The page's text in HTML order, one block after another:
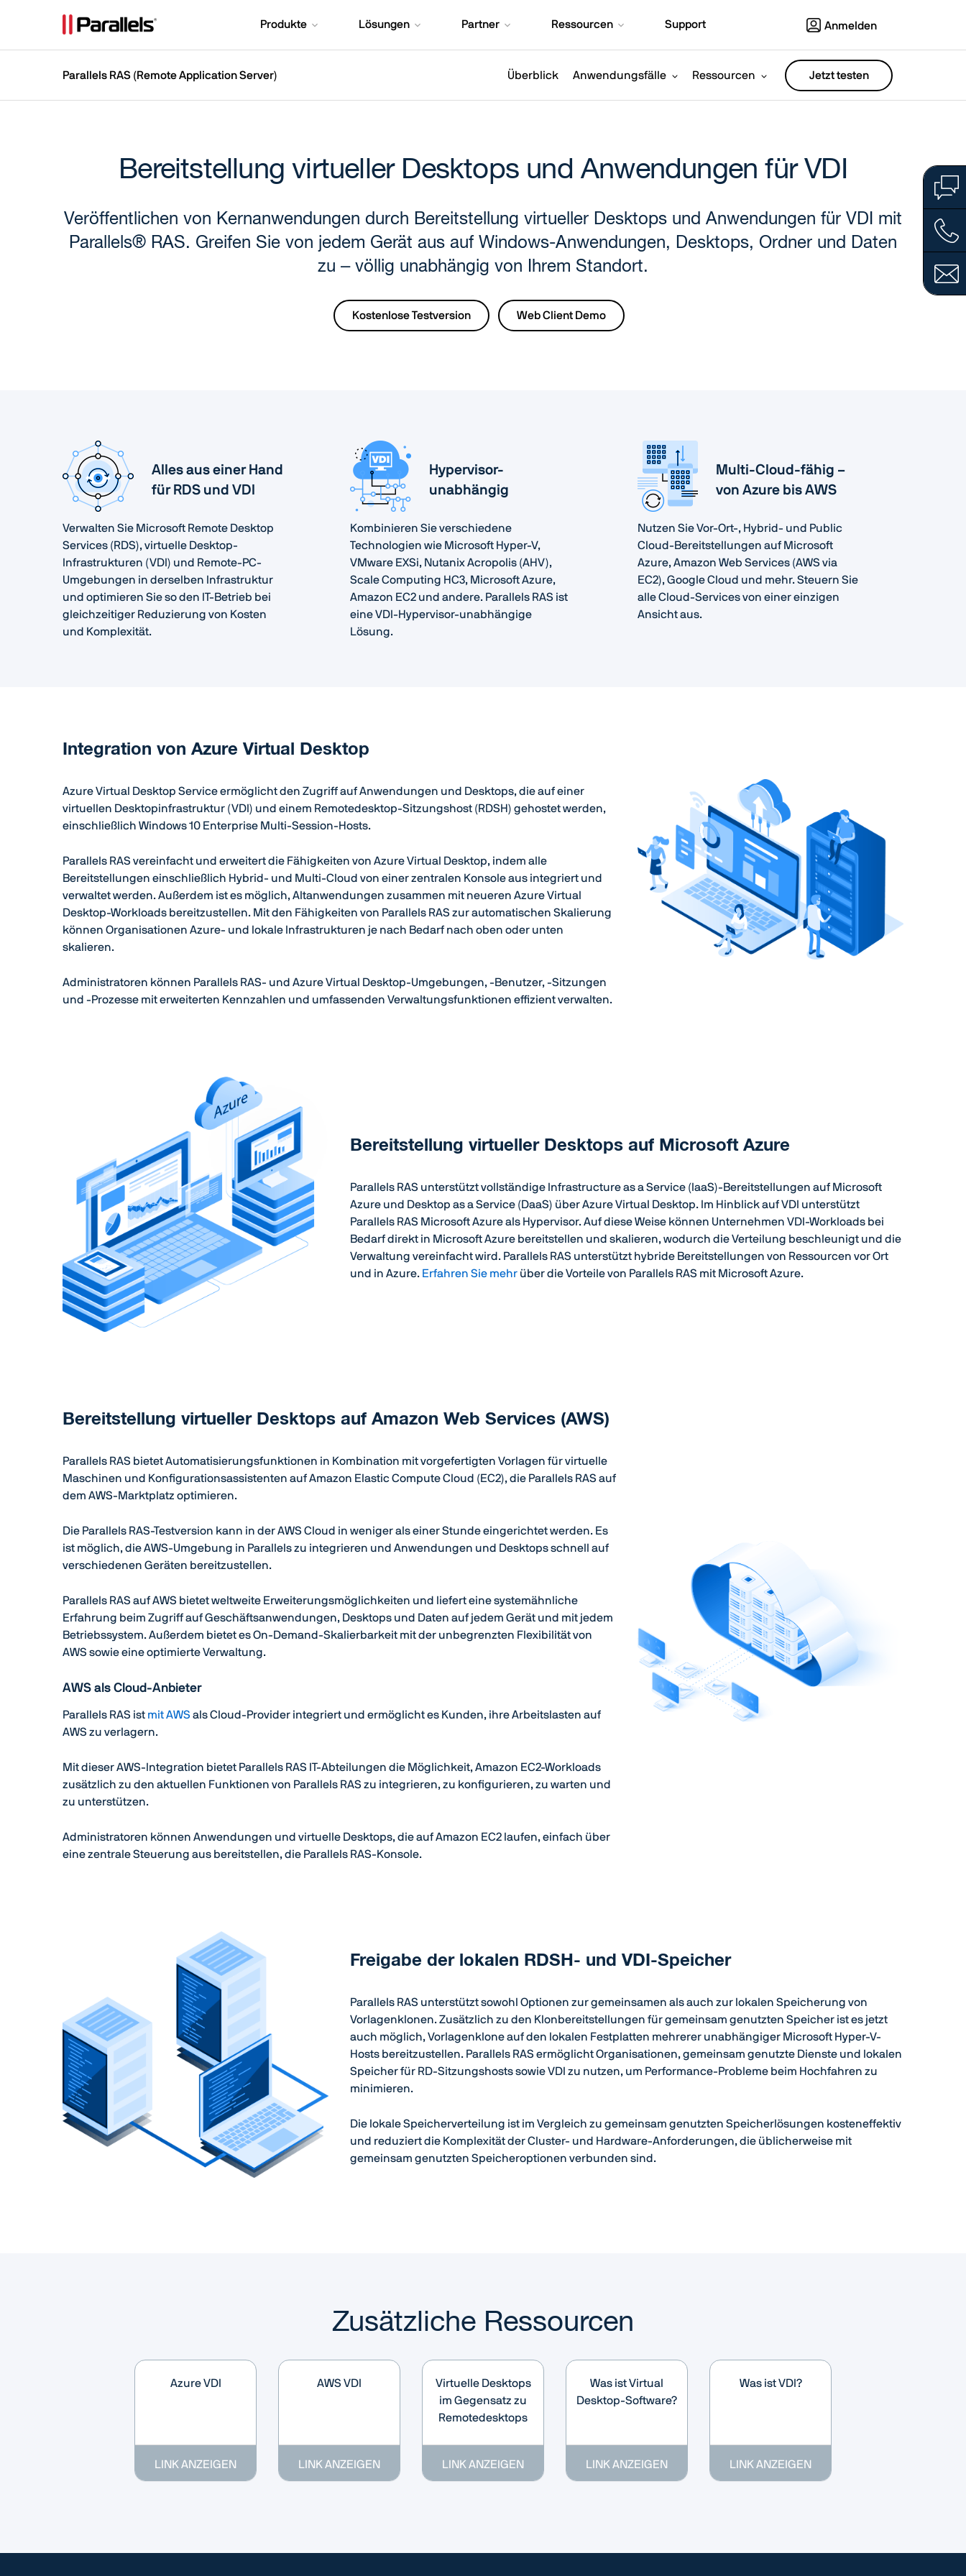
Produkte Lösungen Partner Ressourcen Support Anmelden
Parallels RAS (Remote Application Server) Jetzt testen
Überblick Anwendungsfälle Ressourcen
Bereitstellung virtueller Desktops und Anwendungen für VDI
Veröffentlichen von Kernanwendungen durch Bereitstellung virtueller Desktops und Anwendungen für VDI mit
Parallels® RAS. Greifen Sie von jedem Gerät aus auf Windows-Anwendungen, Desktops, Ordner und Daten
zu – völlig unabhängig von Ihrem Standort.
Kostenlose Testversion Web Client Demo
Alles aus einer Hand
für RDS und VDI
Verwalten Sie Microsoft Remote Desktop
Services (RDS), virtuelle Desktop-
Infrastrukturen (VDI) und Remote-PC-
Umgebungen in derselben Infrastruktur
und optimieren Sie so den IT-Betrieb bei
gleichzeitiger Reduzierung von Kosten
und Komplexität.
Hypervisor-
unabhängig
Kombinieren Sie verschiedene
Technologien wie Microsoft Hyper-V,
VMware EXSi, Nutanix Acropolis (AHV),
Scale Computing HC3, Microsoft Azure,
Amazon EC2 und andere. Parallels RAS ist
eine VDI-Hypervisor-unabhängige
Lösung.
Multi-Cloud-fähig –
von Azure bis AWS
Nutzen Sie Vor-Ort-, Hybrid- und Public
Cloud-Bereitstellungen auf Microsoft
Azure, Amazon Web Services (AWS via
EC2), Google Cloud und mehr. Steuern Sie
alle Cloud-Services von einer einzigen
Ansicht aus.
Integration von Azure Virtual Desktop
Azure Virtual Desktop Service ermöglicht den Zugriff auf Anwendungen und Desktops, die auf einer
virtuellen Desktopinfrastruktur (VDI) und einem Remotedesktop-Sitzungshost (RDSH) gehostet werden,
einschließlich Windows 10 Enterprise Multi-Session-Hosts.
Parallels RAS vereinfacht und erweitert die Fähigkeiten von Azure Virtual Desktop, indem alle
Bereitstellungen einschließlich Hybrid- und Multi-Cloud von einer zentralen Konsole aus integriert und
verwaltet werden. Außerdem ist es möglich, Altanwendungen zusammen mit neueren Azure Virtual
Desktop-Workloads bereitzustellen. Mit den Fähigkeiten von Parallels RAS zur automatischen Skalierung
können Organisationen Azure- und lokale Infrastrukturen je nach Bedarf nach oben oder unten
skalieren.
Administratoren können Parallels RAS- und Azure Virtual Desktop-Umgebungen, -Benutzer, -Sitzungen
und -Prozesse mit erweiterten Kennzahlen und umfassenden Verwaltungsfunktionen effizient verwalten.
Bereitstellung virtueller Desktops auf Microsoft Azure
Parallels RAS unterstützt vollständige Infrastructure as a Service (IaaS)-Bereitstellungen auf Microsoft
Azure und Desktop as a Service (DaaS) über Azure Virtual Desktop. Im Hinblick auf VDI unterstützt
Parallels RAS Microsoft Azure als Hypervisor. Auf diese Weise können Unternehmen VDI-Workloads bei
Bedarf direkt in Microsoft Azure bereitstellen und skalieren, wodurch die Verteilung beschleunigt und die
Verwaltung vereinfacht wird. Parallels RAS unterstützt hybride Bereitstellungen von Ressourcen vor Ort
und in Azure. Erfahren Sie mehr über die Vorteile von Parallels RAS mit Microsoft Azure.
Bereitstellung virtueller Desktops auf Amazon Web Services (AWS)
Parallels RAS bietet Automatisierungsfunktionen in Kombination mit vorgefertigten Vorlagen für virtuelle
Maschinen und Konfigurationsassistenten auf Amazon Elastic Compute Cloud (EC2), die Parallels RAS auf
dem AWS-Marktplatz optimieren.
Die Parallels RAS-Testversion kann in der AWS Cloud in weniger als einer Stunde eingerichtet werden. Es
ist möglich, die AWS-Umgebung in Parallels zu integrieren und Anwendungen und Desktops schnell auf
verschiedenen Geräten bereitzustellen.
Parallels RAS auf AWS bietet weltweite Erweiterungsmöglichkeiten und liefert eine systemähnliche
Erfahrung beim Zugriff auf Geschäftsanwendungen, Desktops und Daten auf jedem Gerät und mit jedem
Betriebssystem. Außerdem bietet es On-Demand-Skalierbarkeit mit der unbegrenzten Flexibilität von
AWS sowie eine optimierte Verwaltung.
AWS als Cloud-Anbieter
Parallels RAS ist mit AWS als Cloud-Provider integriert und ermöglicht es Kunden, ihre Arbeitslasten auf
AWS zu verlagern.
Mit dieser AWS-Integration bietet Parallels RAS IT-Abteilungen die Möglichkeit, Amazon EC2-Workloads
zusätzlich zu den aktuellen Funktionen von Parallels RAS zu integrieren, zu konfigurieren, zu warten und
zu unterstützen.
Administratoren können Anwendungen und virtuelle Desktops, die auf Amazon EC2 laufen, einfach über
eine zentrale Steuerung aus bereitstellen, die Parallels RAS-Konsole.
Freigabe der lokalen RDSH- und VDI-Speicher
Parallels RAS unterstützt sowohl Optionen zur gemeinsamen als auch zur lokalen Speicherung von
Vorlagenklonen. Zusätzlich zu den Klonbereitstellungen für gemeinsam genutzten Speicher ist es jetzt
auch möglich, Vorlagenklone auf den lokalen Festplatten mehrerer unabhängiger Microsoft Hyper-V-
Hosts bereitzustellen. Parallels RAS ermöglicht Organisationen, gemeinsam genutzte Dienste und lokalen
Speicher für RD-Sitzungshosts sowie VDI zu nutzen, um Performance-Probleme beim Hochfahren zu
minimieren.
Die lokale Speicherverteilung ist im Vergleich zu gemeinsam genutzten Speicherlösungen kosteneffektiv
und reduziert die Komplexität der Cluster- und Hardware-Anforderungen, die üblicherweise mit
gemeinsam genutzten Speicheroptionen verbunden sind.
Zusätzliche Ressourcen
Azure VDI
LINK ANZEIGEN
AWS VDI
LINK ANZEIGEN
Virtuelle Desktops
im Gegensatz zu
Remotedesktops
LINK ANZEIGEN
Was ist Virtual
Desktop-Software?
LINK ANZEIGEN
Was ist VDI?
LINK ANZEIGEN